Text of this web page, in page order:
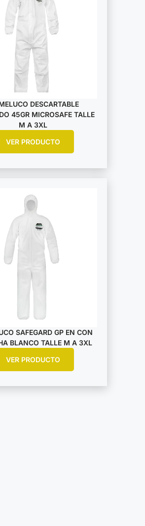
DESCARTABLE
45GR MICROSAFE TALLE
M A 3XL
VER PRODUCTO
SAFEGARD GP EN CON
BLANCO TALLE M A 3XL
VER PRODUCTO